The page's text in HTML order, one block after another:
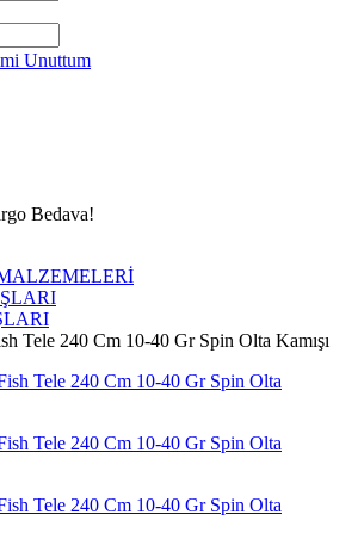
Unuttum
Bedava!
Tele 240 Cm 10-40 Gr Spin Olta Kamışı